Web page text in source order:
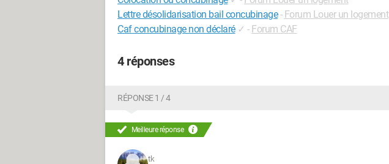
Lettre désolidarisation bail concubinage - Forum Louer un logement
Caf concubinage non déclaré ✓ - Forum CAF
4 réponses
RÉPONSE 1 / 4
Meilleure réponse
tk